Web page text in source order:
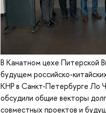
В Канатном цехе Питерской
будущем российско-
КНР в Санкт-Петербурге Ло
обсудили общие векторы
совместных проектов и